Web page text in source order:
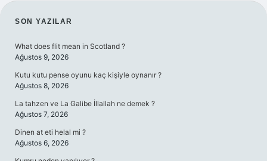
SIDEBAR
SON YAZILAR
What does flit mean in Scotland ?
Ağustos 9, 2026
Kutu kutu pense oyunu kaç kişiyle oynanır ?
Ağustos 8, 2026
La tahzen ve La Galibe İllallah ne demek ?
Ağustos 7, 2026
Dinen at eti helal mi ?
Ağustos 6, 2026